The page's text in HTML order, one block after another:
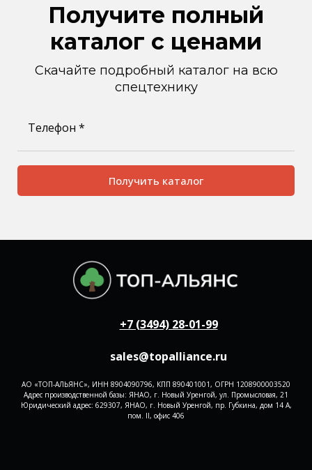
Получите полный
каталог с ценами
Скачайте подробный каталог на всю
спецтехнику
Телефон *
Получить каталог
+7 (3494) 28-01-99
sales@topalliance.ru
АО «ТОП-АЛЬЯНС», ИНН 8904090796, КПП 890401001, ОГРН 1208900003520
Адрес производственной базы: ЯНАО, г. Новый Уренгой, ул. Промысловая, 21
Юридический адрес: 629307, ЯНАО, г. Новый Уренгой, пр. Губкина, дом 14 А,
пом. II, офис 406